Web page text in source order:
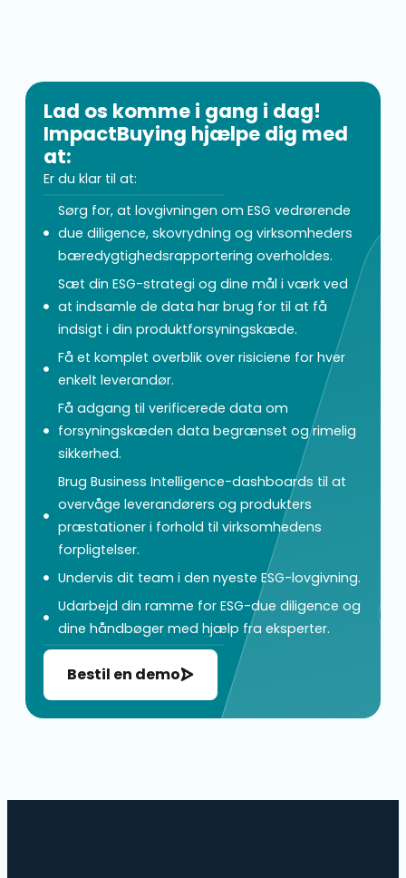
Lad os komme i gang i dag!
ImpactBuying hjælpe dig med
at:
Er du klar til at:
Sørg for, at lovgivningen om ESG vedrørende
due diligence, skovrydning og virksomheders
bæredygtighedsrapportering overholdes.
Sæt din ESG-strategi og dine mål i værk ved
at indsamle de data har brug for til at få
indsigt i din produktforsyningskæde.
Få et komplet overblik over risiciene for hver
enkelt leverandør.
Få adgang til verificerede data om
forsyningskæden data begrænset og rimelig
sikkerhed.
Brug Business Intelligence-dashboards til at
overvåge leverandørers og produkters
præstationer i forhold til virksomhedens
forpligtelser.
Undervis dit team i den nyeste ESG-lovgivning.
Udarbejd din ramme for ESG-due diligence og
dine håndbøger med hjælp fra eksperter.
Bestil en demo